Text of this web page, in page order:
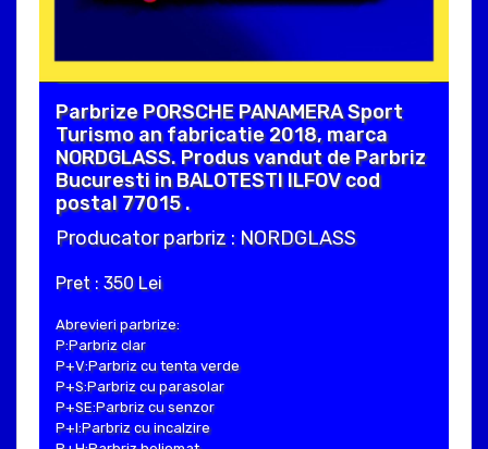
Parbrize PORSCHE PANAMERA Sport
Turismo an fabricatie 2018, marca
NORDGLASS. Produs vandut de Parbriz
Bucuresti in BALOTESTI ILFOV cod
postal 77015 .
Producator parbriz : NORDGLASS
Pret : 350 Lei
Abrevieri parbrize:
P:Parbriz clar
P+V:Parbriz cu tenta verde
P+S:Parbriz cu parasolar
P+SE:Parbriz cu senzor
P+I:Parbriz cu incalzire